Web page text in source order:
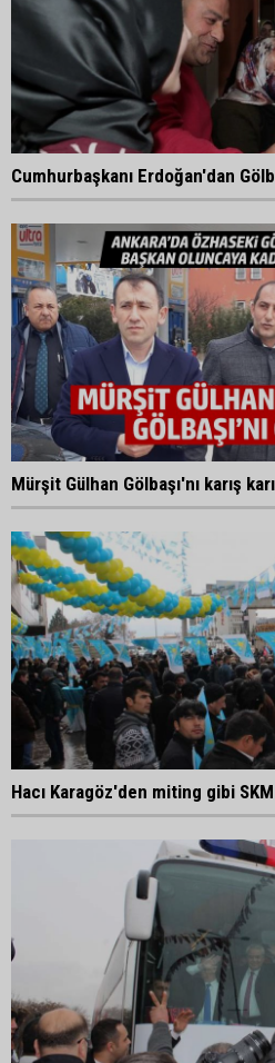
Cumhurbaşkanı Erdoğan'dan
Mürşit Gülhan Gölbaşı'nı karış
Hacı Karagöz'den miting gibi SKM